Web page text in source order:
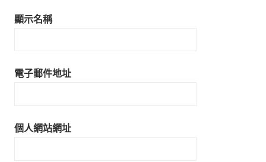
顯示名稱
電子郵件地址
個人網站網址